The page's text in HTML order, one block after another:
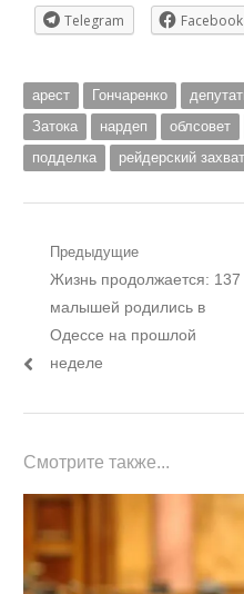
Telegram Facebook
арест Гончаренко
Затока
нардеп облсовет
подделка
рейдерский захват
Навигация
записям
Предыдущие
Предыдущий
пост:
Жизнь продолжается: 137
малышей родились в
Одессе на прошлой
неделе
Смотрите также...